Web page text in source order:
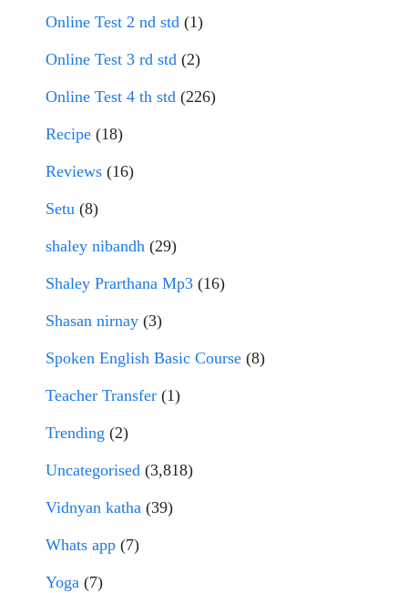
Online Test 2 nd std (1)
Online Test 3 rd std (2)
Online Test 4 th std (226)
Recipe (18)
Reviews (16)
Setu (8)
shaley nibandh (29)
Shaley Prarthana Mp3 (16)
Shasan nirnay (3)
Spoken English Basic Course (8)
Teacher Transfer (1)
Trending (2)
Uncategorised (3,818)
Vidnyan katha (39)
Whats app (7)
Yoga (7)